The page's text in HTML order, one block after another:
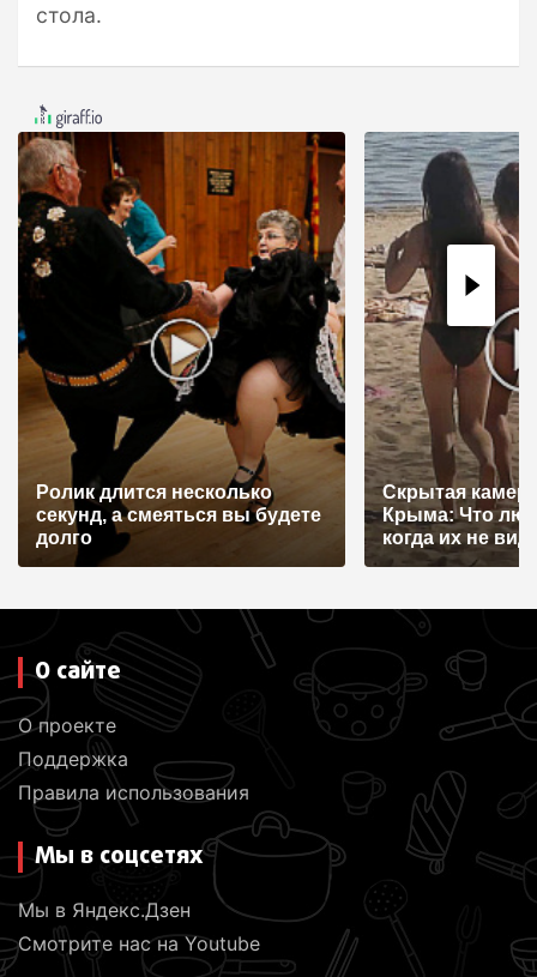
стола.
Ролик длится несколько
секунд, а смеяться вы будете
долго
Скрытая
Крыма: Что
когда их не
О сайте
О проекте
Поддержка
Правила использования
Мы в соцсетях
Мы в Яндекс.Дзен
Смотрите нас на Youtube